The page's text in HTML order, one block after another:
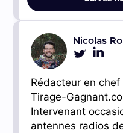
Nicolas
Rédacteur en
Tirage-
Intervenant
antennes radios